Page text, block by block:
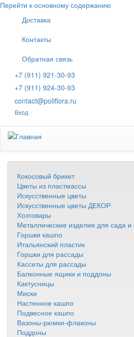
Перейти к основному содержанию
Доставка
Контакты
Обратная связь
+7 (911) 921-30-93
+7 (911) 924-30-93
contact@poliflora.ru
Вход
Кокосовый брикет
Цветы из пластмассы
Искусственные цветы
Искусственные цветы ДЕКОР
Хозтовары
Металлические изделия для сада и
Горшки кашпо
Итальянский пластик
Горшки для рассады
Кассеты для рассады
Балконные ящики и поддоны
Кактусницы
Миски
Настенное кашпо
Подвесное кашпо
Вазоны-рюмки-флаконы
Поддоны